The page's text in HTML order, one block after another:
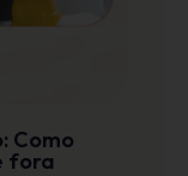
Como
fora